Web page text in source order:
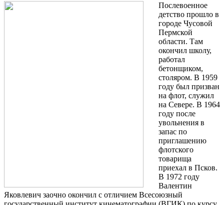
Послевоенное
детство прошло в
городе Чусовой
Пермской
области. Там
окончил школу,
работал
бетонщиком,
столяром. В 1959
году был призван
на флот, служил
на Севере. В 1964
году после
увольнения в
запас по
приглашению
флотского
товарища
приехал в Псков.
В 1972 году
Валентин
Яковлевич заочно окончил с отличием Всесоюзный